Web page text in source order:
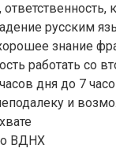
русским
знание
работать со
дня до 7
и
ВДНХ